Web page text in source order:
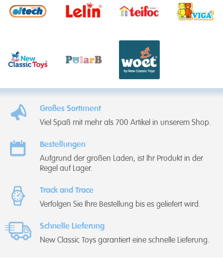
Großes Sortiment
Viel Spaß mit mehr als 700 Artikel in unserem Shop.
Bestellungen
Aufgrund der großen Laden, ist Ihr Produkt in der
Regel auf Lager.
Track and Trace
Verfolgen Sie Ihre Bestellung bis es geliefert wird.
Schnelle Lieferung
New Classic Toys garantiert eine schnelle Lieferung.